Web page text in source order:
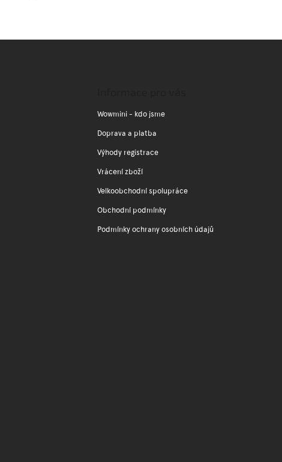
Wowmini - kdo jsme
Doprava a platba
Výhody registrace
Vrácení zboží
Velkoobchodní spolupráce
Obchodní podmínky
Podmínky ochrany osobních údajů